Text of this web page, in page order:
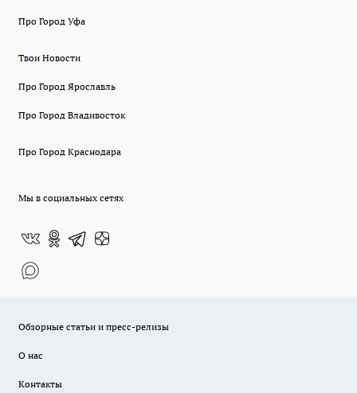
Про Город Уфа
Твои Новости
Про Город Ярославль
Про Город Владивосток
Про Город Краснодара
Мы в социальных сетях
Обзорные статьи и пресс-релизы
О нас
Контакты